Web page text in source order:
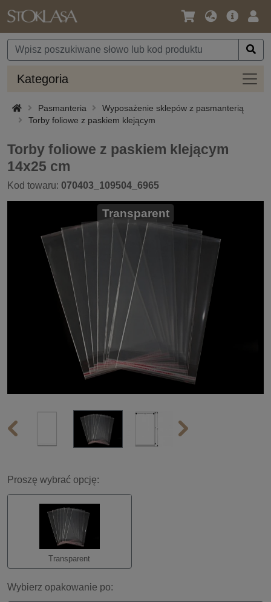
Język
Waluta
Oferta
Kategoria
Pasmanteria
Wyposażenie sklepów z pasmanterią
Torby foliowe z paskiem klejącym
Torby foliowe z paskiem klejącym
14x25 cm
Kod towaru: 070403_109504_6965
Transparent
Proszę wybrać opcję:
Transparent
Wybierz opakowanie po: